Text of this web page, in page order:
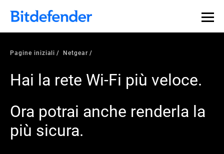
Pagine iniziali Netgear
Hai la rete Wi-Fi più veloce.
Ora potrai anche renderla la
più sicura.